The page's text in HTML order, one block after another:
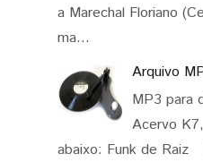
a Marechal Floriano
ma...
Arquivo
MP3 para
Acervo
abaixo: Funk de Raiz